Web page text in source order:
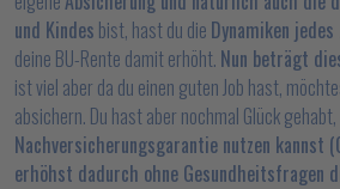
und Kindes bist, hast du die Dynamiken
deine BU-Rente damit erhöht. Nun beträgt
ist viel aber da du einen guten Job hast,
absichern. Du hast aber nochmal Glück
Nachversicherungsgarantie nutzen kannst
erhöhst dadurch ohne Gesundheitsfragen